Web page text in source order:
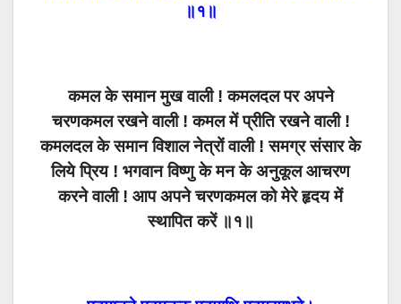
॥१॥
कमल के समान मुख वाली ! कमलदल पर अपने
चरणकमल रखने वाली ! कमल में प्रीति रखने वाली !
कमलदल के समान विशाल नेत्रों वाली ! समग्र संसार के
लिये प्रिय ! भगवान विष्णु के मन के अनुकूल आचरण
करने वाली ! आप अपने चरणकमल को मेरे हृदय में
स्थापित करें ॥१॥